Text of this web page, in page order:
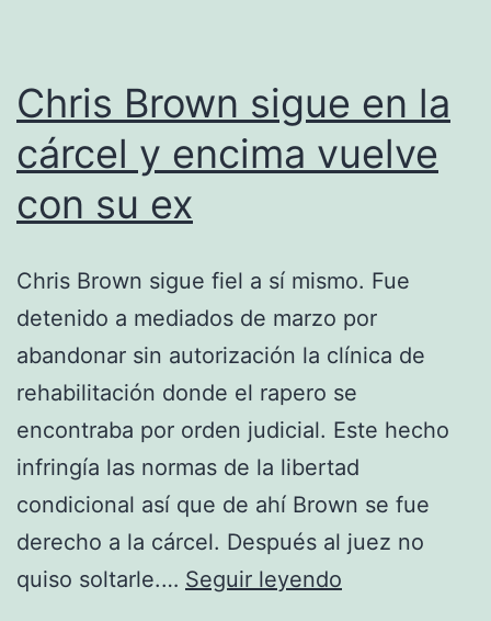
Chris Brown sigue en la
cárcel y encima vuelve
con su ex
Chris Brown sigue fiel a sí mismo. Fue
detenido a mediados de marzo por
abandonar sin autorización la clínica de
rehabilitación donde el rapero se
encontraba por orden judicial. Este hecho
infringía las normas de la libertad
condicional así que de ahí Brown se fue
derecho a la cárcel. Después al juez no
quiso soltarle.… Seguir leyendo